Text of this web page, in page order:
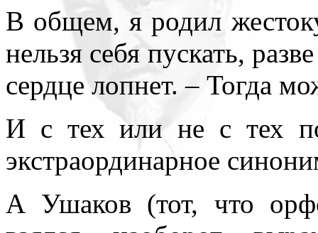
В общем, я родил
нельзя себя пускать,
сердце лопнет. – Тогда
И с тех или не с тех
экстраординарное
А Ушаков (тот, что